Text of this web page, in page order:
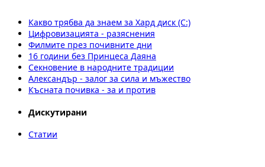
Какво трябва да знаем за Хард диск (C:)
Цифровизацията - разяснения
Филмите през почивните дни
16 години без Принцеса Даяна
Секновение в народните традиции
Александър - залог за сила и мъжество
Късната почивка - за и против
Дискутирани
Статии